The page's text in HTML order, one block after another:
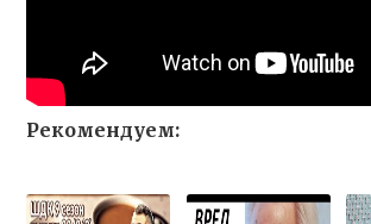
Рекомендуем: